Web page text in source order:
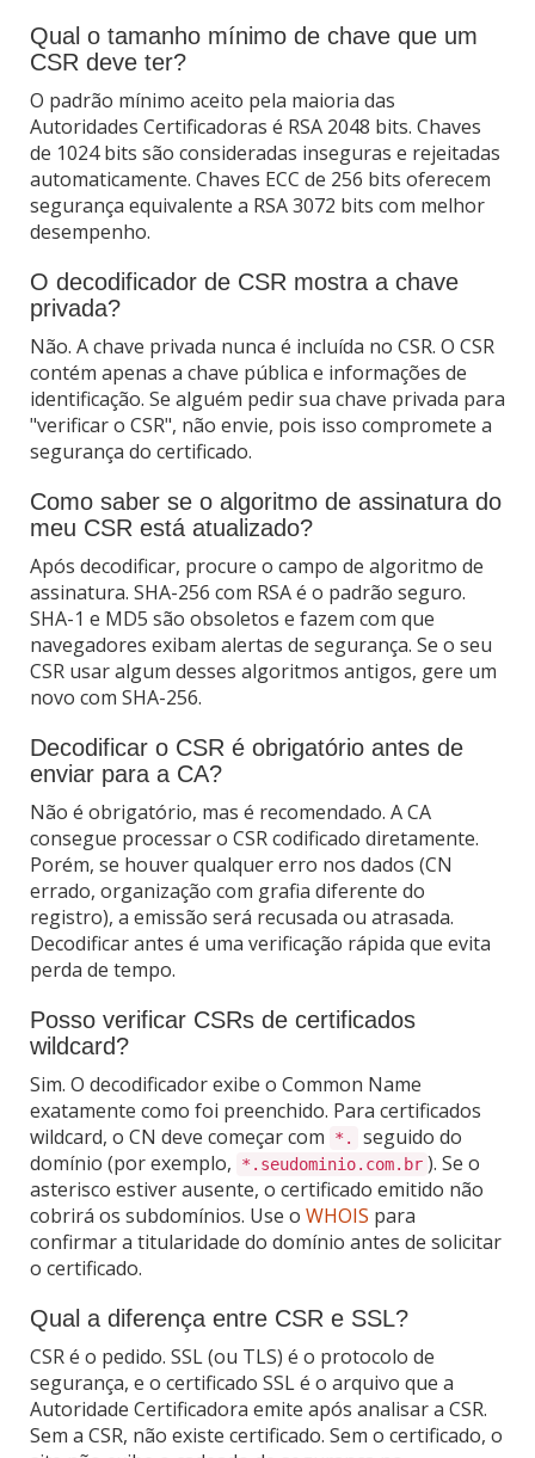
Qual o tamanho mínimo de chave que um
CSR deve ter?
O padrão mínimo aceito pela maioria das
Autoridades Certificadoras é RSA 2048 bits. Chaves
de 1024 bits são consideradas inseguras e rejeitadas
automaticamente. Chaves ECC de 256 bits oferecem
segurança equivalente a RSA 3072 bits com melhor
desempenho.
O decodificador de CSR mostra a chave
privada?
Não. A chave privada nunca é incluída no CSR. O CSR
contém apenas a chave pública e informações de
identificação. Se alguém pedir sua chave privada para
"verificar o CSR", não envie, pois isso compromete a
segurança do certificado.
Como saber se o algoritmo de assinatura do
meu CSR está atualizado?
Após decodificar, procure o campo de algoritmo de
assinatura. SHA-256 com RSA é o padrão seguro.
SHA-1 e MD5 são obsoletos e fazem com que
navegadores exibam alertas de segurança. Se o seu
CSR usar algum desses algoritmos antigos, gere um
novo com SHA-256.
Decodificar o CSR é obrigatório antes de
enviar para a CA?
Não é obrigatório, mas é recomendado. A CA
consegue processar o CSR codificado diretamente.
Porém, se houver qualquer erro nos dados (CN
errado, organização com grafia diferente do
registro), a emissão será recusada ou atrasada.
Decodificar antes é uma verificação rápida que evita
perda de tempo.
Posso verificar CSRs de certificados
wildcard?
Sim. O decodificador exibe o Common Name
exatamente como foi preenchido. Para certificados
wildcard, o CN deve começar com
*.
seguido do
domínio (por exemplo,
*.seudominio.com.br ). Se o
asterisco estiver ausente, o certificado emitido não
cobrirá os subdomínios. Use o WHOIS para
confirmar a titularidade do domínio antes de solicitar
o certificado.
Qual a diferença entre CSR e SSL?
CSR é o pedido. SSL (ou TLS) é o protocolo de
segurança, e o certificado SSL é o arquivo que a
Autoridade Certificadora emite após analisar a CSR.
Sem a CSR, não existe certificado. Sem o certificado, o